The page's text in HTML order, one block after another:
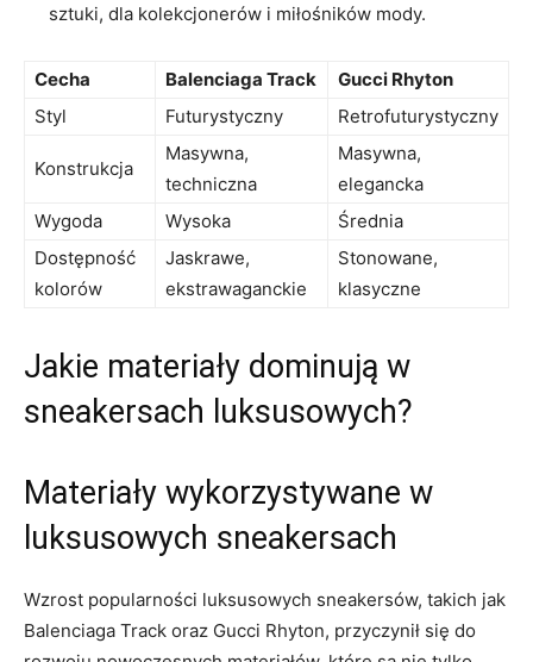
sztuki, dla kolekcjonerów i miłośników mody.
Cecha Balenciaga Track
Gucci Rhyton
Styl
Futurystyczny Retrofuturystyczny
Konstrukcja
Masywna,
techniczna
Masywna,
elegancka
Wygoda
Wysoka
Średnia
Dostępność
kolorów
Jaskrawe,
ekstrawaganckie
Stonowane,
klasyczne
Jakie materiały dominują w
sneakersach luksusowych?
Materiały wykorzystywane w
luksusowych sneakersach
Wzrost popularności luksusowych sneakersów, takich jak
Balenciaga Track oraz Gucci Rhyton, przyczynił się do